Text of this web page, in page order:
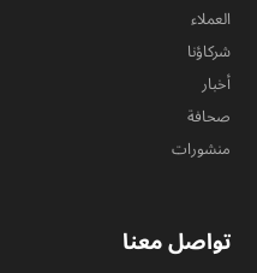
العملاء
شركاؤنا
أخبار
صحافة
منشورات
تواصل معنا